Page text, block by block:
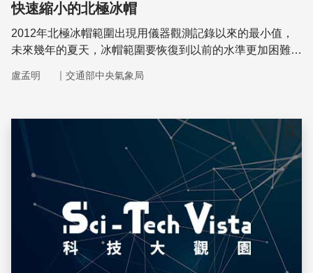
快速縮小的北極冰帽
2012年北極冰帽範圍出現用儀器觀測記錄以來的最小值，
未來幾年的夏天，冰帽範圍要恢復到以前的水準更加困難，
盧孟明 ｜ 交通部中央氣象局
儲存